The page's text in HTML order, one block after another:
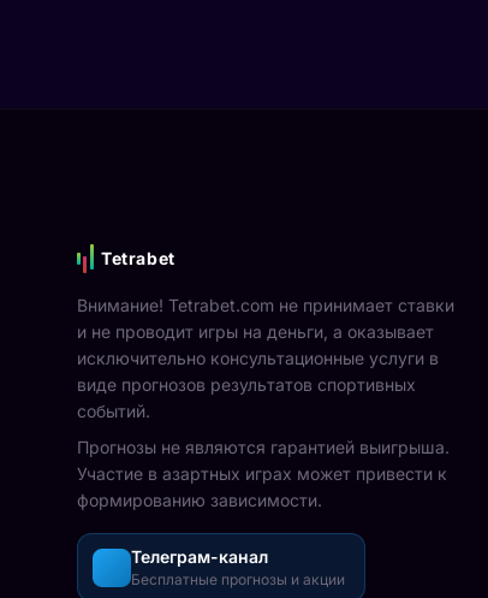
Tetrabet
Внимание! Tetrabet.com не принимает ставки
и не проводит игры на деньги, а оказывает
исключительно консультационные услуги в
виде прогнозов результатов спортивных
событий.
Прогнозы не являются гарантией выигрыша.
Участие в азартных играх может привести к
формированию зависимости.
Телеграм-канал
Бесплатные прогнозы и акции